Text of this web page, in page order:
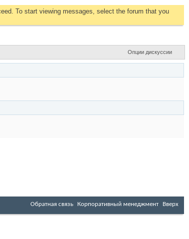
To start viewing messages, select the forum that you
Опции дискуссии
Обратная связь Корпоративный менеджмент Вверх